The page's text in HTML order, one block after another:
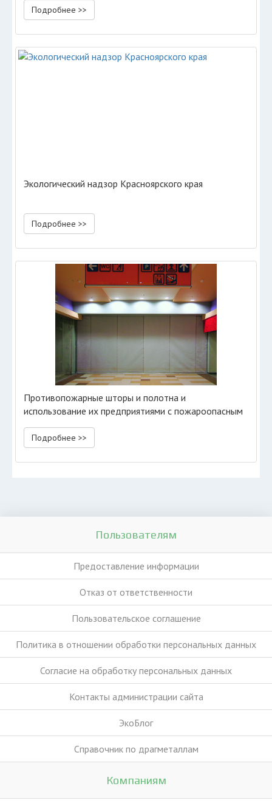
Подробнее >>
Экологический надзор Красноярского края
Подробнее >>
Противопожарные шторы и полотна и
использование их предприятиями с пожароопасным
производством
Подробнее >>
Пользователям
Предоставление информации
Отказ от ответственности
Пользовательское соглашение
Политика в отношении обработки персональных данных
Согласие на обработку персональных данных
Контакты администрации сайта
ЭкоБлог
Справочник по драгметаллам
Компаниям